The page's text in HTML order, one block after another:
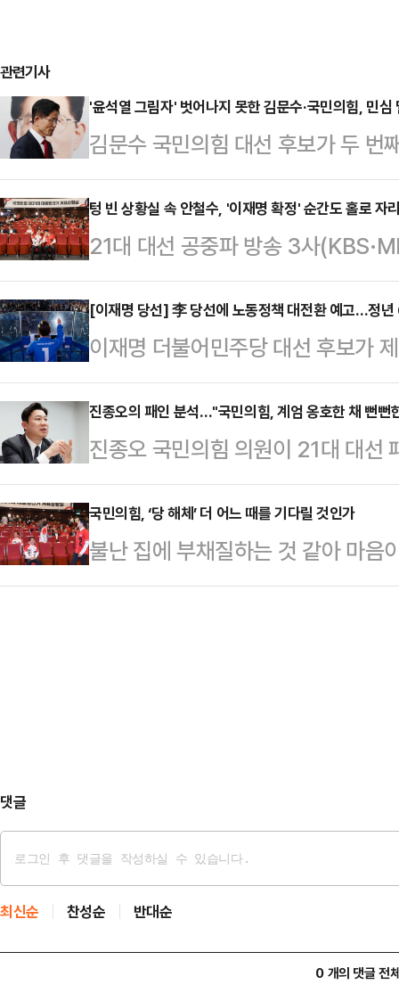
관련기사
'윤석열 그림자' 벗어나지 못한 김문수·국민의힘, 민심
김문수 국민의힘 대선 후보가 두 번
완등에 실패했다. 이번 대선이 윤석
발돼 윤 전 대통령과 구(舊) 여당인
대선 기간 내내 윤 전 대통령의 그
로 꼽힌다.김문수 후보는 4일 새벽
을 열어 "국민의 선택을 겸허하게
해서 함께 뛰어준 당원 동지 여러
"대한민…
텅 빈 상황실 속 안철수, '이재명 확정' 순간도 홀로 자
21대 대선 공중파 방송 3사
민의힘 대선 개표상황실이 텅 비었
은 끝까지 자리를 지켜 이목이 집중
당선이 사실상 확정된 순간에도, 안
거운 마음으로 상황실을 지킨 것이
면 김문수 대선 후보의 득표율은
후보는 51.7%의 득표율을 기록했
동 원내대표, 공동선…
[이재명 당선] 李 당선에 노동정책 대전환 예고…정년
이재명 더불어민주당 대선 후보가
전반에 걸쳐 큰 변화가 예고된다.4
대통령으로 당선되면서 주 4.5일제
당선인의 노동공약 중 대표적인 하
줄이면서도 임금 수준은 그대로 유
요일 반일 근무를 정착시키는 방식
간에서 36시간으로 단축하겠다는
근로기준법에 명문화…
진종오의 패인 분석…"국민의힘, 계엄 옹호한 채 뻔뻔
진종오 국민의힘 의원이 21대 대선
오만함과 결정적 책임이 우리에게
와, 더불어민주당과 야당에게, 이를
는 그 모든 것의 악행을 국민들께서
종오 의원은 3일 밤 페이스북에 "우
국민의힘, ‘당 해체’ 더 어느 때를 기다릴 것인가
불난 집에 부채질하는 것 같아 마음
야겠다.“국민의힘 지금 해체하세요
댓글
최신순 찬성순 반대순
0 개의 댓글 전